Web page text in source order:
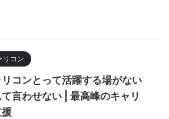
リコン
リコンとって活躍する場がない
言わせない | 最高峰のキャリ